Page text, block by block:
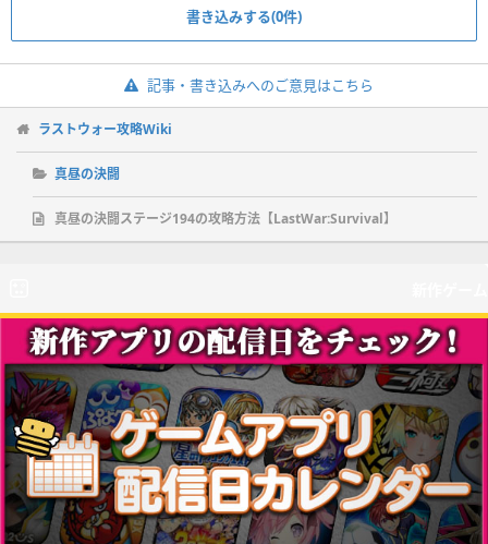
書き込みする(0件)
記事・書き込みへのご意見はこちら
ラストウォー攻略Wiki
真昼の決闘
真昼の決闘ステージ194の攻略方法【LastWar:Survival】